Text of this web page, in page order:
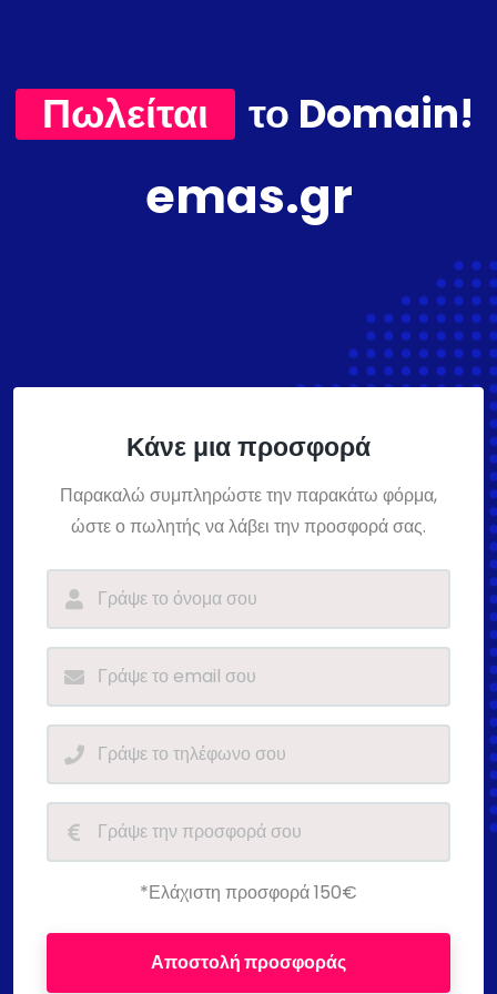
Πωλείται το Domain!
emas.gr
Κάνε μια προσφορά
Παρακαλώ συμπληρώστε την παρακάτω φόρμα,
ώστε ο πωλητής να λάβει την προσφορά σας.
*Ελάχιστη προσφορά 150€
Αποστολή προσφοράς